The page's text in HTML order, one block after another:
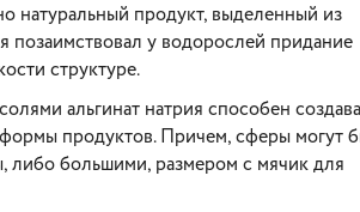
натуральный продукт, выделенный из
позаимствовал у водорослей придание
структуре.
альгинат натрия способен
продуктов. Причем, сферы могут
либо большими, размером с мячик для